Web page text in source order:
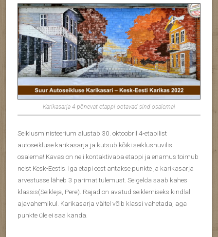
Karikasarja 4 põnevat etappi ootavad sind osalema!
Seiklusministeerium alustab 30. oktoobril 4-etapilist
autoseikluse karikasarja ja kutsub kõiki seiklushuvilisi
osalema! Kavas on neli kontaktivaba etappi ja enamus toimub
neist Kesk-Eestis. Iga etapi eest antakse punkte ja karikasarja
arvestusse läheb 3 parimat tulemust. Seigelda saab kahes
klassis(Seikleja, Pere). Rajad on avatud seiklemiseks kindlal
ajavahemikul. Karikasarja vältel võib klassi vahetada, aga
punkte üle ei saa kanda.